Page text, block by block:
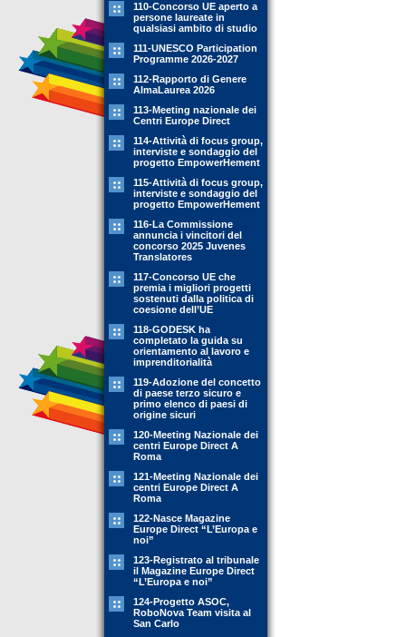
110-Concorso UE aperto a
persone laureate in
qualsiasi ambito di studio
111-UNESCO Participation
Programme 2026-2027
112-Rapporto di Genere
AlmaLaurea 2026
113-Meeting nazionale dei
Centri Europe Direct
114-Attività di focus group,
interviste e sondaggio del
progetto EmpowerHement
115-Attività di focus group,
interviste e sondaggio del
progetto EmpowerHement
116-La Commissione
annuncia i vincitori del
concorso 2025 Juvenes
Translatores
117-Concorso UE che
premia i migliori progetti
sostenuti dalla politica di
coesione dell’UE
118-GODESK ha
completato la guida su
orientamento al lavoro e
imprenditorialità
119-Adozione del concetto
di paese terzo sicuro e
primo elenco di paesi di
origine sicuri
120-Meeting Nazionale dei
centri Europe Direct A
Roma
121-Meeting Nazionale dei
centri Europe Direct A
Roma
122-Nasce Magazine
Europe Direct “L’Europa e
noi”
123-Registrato al tribunale
il Magazine Europe Direct
“L’Europa e noi”
124-Progetto ASOC,
RoboNova Team visita al
San Carlo